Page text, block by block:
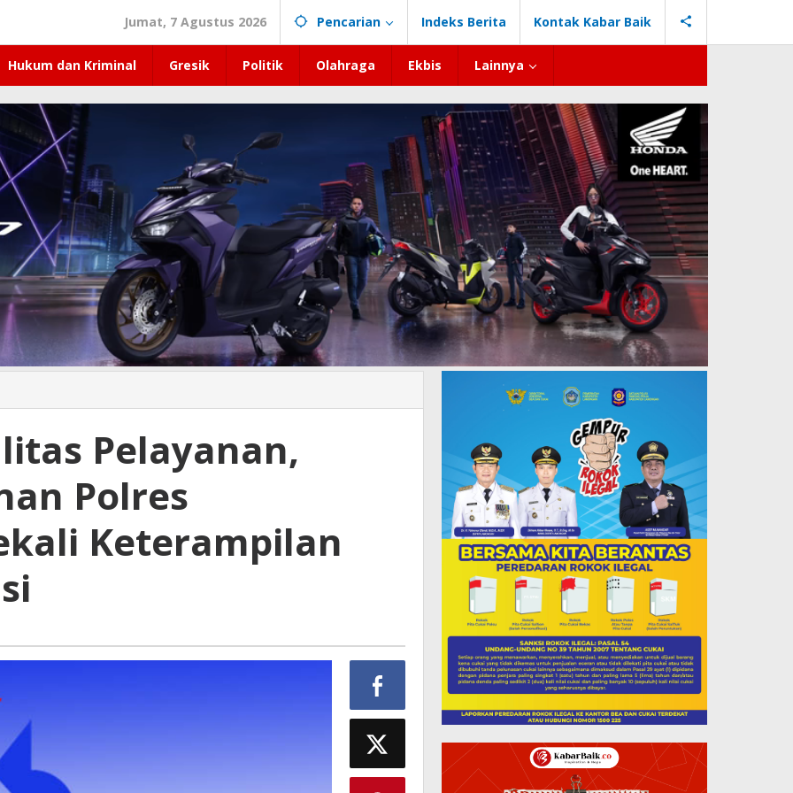
Jumat, 7 Agustus 2026 Pencarian Indeks Berita Kontak Kabar Baik
Hukum dan Kriminal Gresik Politik Olahraga Ekbis Lainnya
Pelayanan,
Polres
Keterampilan